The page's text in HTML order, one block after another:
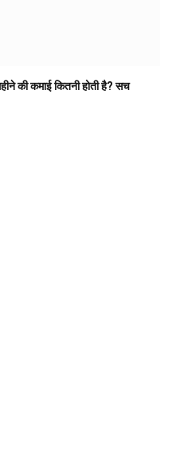
की कमाई कितनी होती है? सच